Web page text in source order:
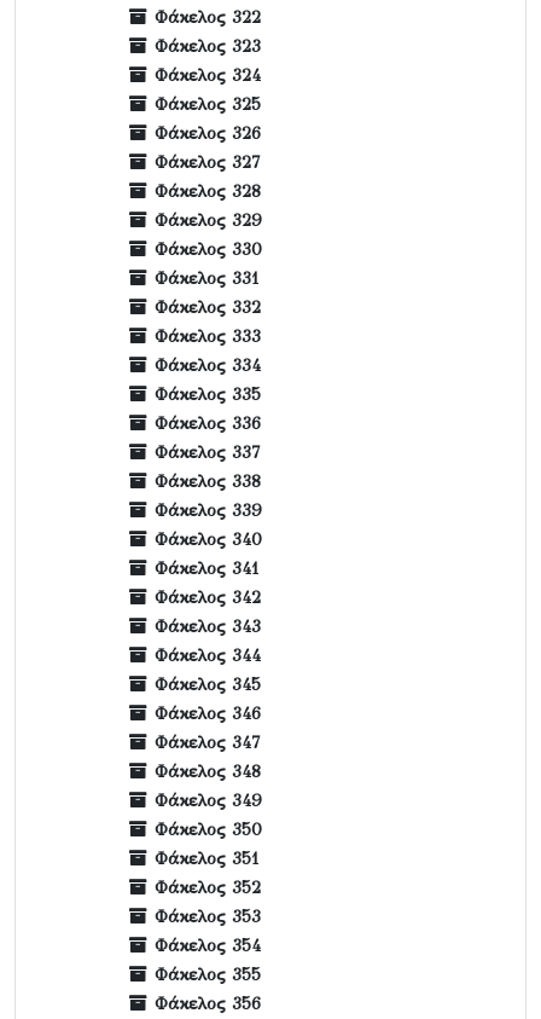
Φάκελος 322
Φάκελος 323
Φάκελος 324
Φάκελος 325
Φάκελος 326
Φάκελος 327
Φάκελος 328
Φάκελος 329
Φάκελος 330
Φάκελος 331
Φάκελος 332
Φάκελος 333
Φάκελος 334
Φάκελος 335
Φάκελος 336
Φάκελος 337
Φάκελος 338
Φάκελος 339
Φάκελος 340
Φάκελος 341
Φάκελος 342
Φάκελος 343
Φάκελος 344
Φάκελος 345
Φάκελος 346
Φάκελος 347
Φάκελος 348
Φάκελος 349
Φάκελος 350
Φάκελος 351
Φάκελος 352
Φάκελος 353
Φάκελος 354
Φάκελος 355
Φάκελος 356